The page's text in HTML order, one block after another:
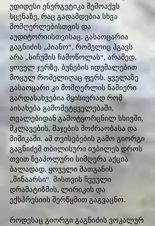
უდიდესი ენერგეტიკა შემოაქვს
სცენაზე, რაც გადამდებია სხვა
მომღერლებისთვის და
აუდიტორიისთვისაც. გასაოცარია
გაგნიძის „პიანო“, რომელიც ჰგავს
არა „სიჩუმის ჩამოწოლას“, არამედ,
ყოველ ჯერზე, ბუნების იდუმალებით
მოცულ რომელიღაც ფერს. ყველაზე
გასაოცარი კი მომღერლის წამიერი
გარდასახვებია მყისიერად რომ
აისახება გამომეტყველებაში,
თვალებიდან გამოტყორცნილ სხივში,
მკლავების, მაჯების მოძრაობასა და
მიმიკაში. ამ თვისებების გამო გიორგი
გაგნიძემ თბილისური იუბილეს დროს
თვით ნეაპოლური სიმღერა აქცია
ბალადად. ყოველი მათგანის
„შინაარსი“ მისთვის ჩვეული
დრამატიზმის, ლირიკის და
ექსპრესიის შერწყმით გაგვაცნო.
როდესაც გიორგი გაგნიძის ვოკალურ